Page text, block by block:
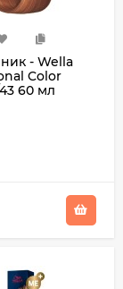
- Wella
Color
60 мл